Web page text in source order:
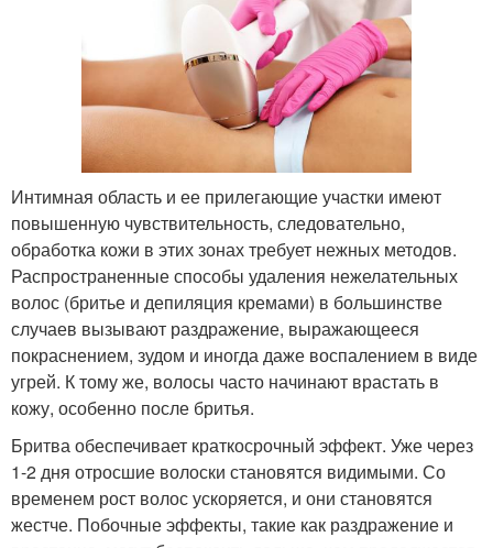
Интимная область и ее прилегающие участки имеют
повышенную чувствительность, следовательно,
обработка кожи в этих зонах требует нежных методов.
Распространенные способы удаления нежелательных
волос (бритье и депиляция кремами) в большинстве
случаев вызывают раздражение, выражающееся
покраснением, зудом и иногда даже воспалением в виде
угрей. К тому же, волосы часто начинают врастать в
кожу, особенно после бритья.
Бритва обеспечивает краткосрочный эффект. Уже через
1-2 дня отросшие волоски становятся видимыми. Со
временем рост волос ускоряется, и они становятся
жестче. Побочные эффекты, такие как раздражение и